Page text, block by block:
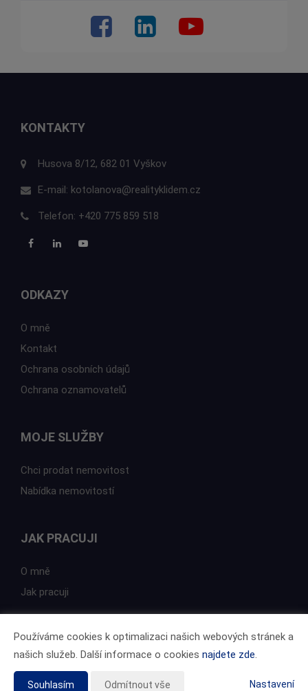
KONTAKTY
Husova 8/12, 682 01 Vyškov
E-mail: kotolanova@realityklidem.cz
Telefon: +420 775 859 518
ODKAZY
O mně
Kontakt
Ochrana osobních údajů
Ochrana oznamovatelů
MOJE SLUŽBY
Chci prodat nemovitost
Nabídka nemovitostí
JAK PRACUJI
O mně
Jak pracuji
Vytvořeno v systémuCHYTRÝ WEB MAKLÉŘE
Tomawell s.r.o. © 2026
Používáme cookies k optimalizaci našich webových stránek a
našich služeb. Další informace o cookies najdete zde.
Souhlasím Odmítnout vše Nastavení